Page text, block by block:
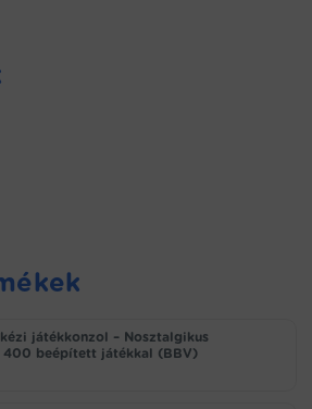
játékkonzol – Nosztalgikus
400 beépített játékkal (BBV)